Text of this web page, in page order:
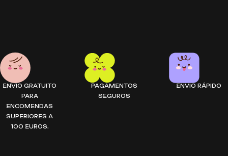
ENVIO GRATUITO
PARA
ENCOMENDAS
SUPERIORES A
100 EUROS.
PAGAMENTOS
SEGUROS
ENVIO RÁPIDO